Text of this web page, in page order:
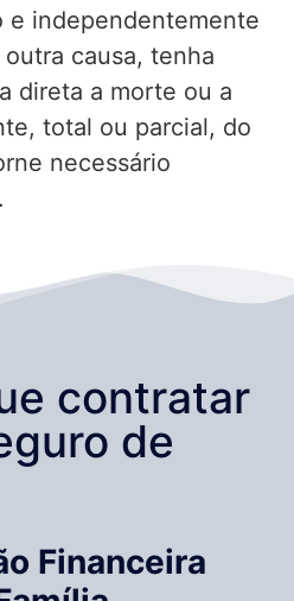
e independentemente
causa, tenha
direta a morte ou a
total ou parcial, do
necessário
contratar
de
Financeira